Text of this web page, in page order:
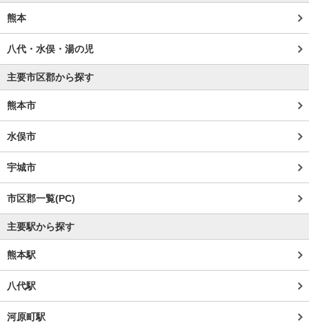
熊本
八代・水俣・湯の児
主要市区郡から探す
熊本市
水俣市
宇城市
市区郡一覧(PC)
主要駅から探す
熊本駅
八代駅
河原町駅